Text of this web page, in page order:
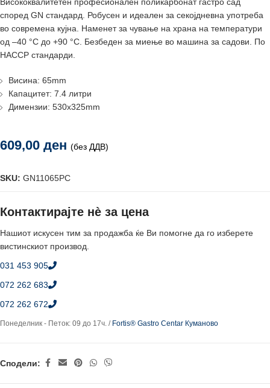
според GN стандард. Робусен и идеален за секојдневна употреба
во современа кујна. Наменет за чување на храна на температури
од –40 °C до +90 °C. Безбеден за миење во машина за садови. По
HACCP стандарди.
Висина: 65mm
Капацитет: 7.4 литри
Димензии: 530x325mm
609,00 ден (без ДДВ)
SKU: GN11065PC
Контактирајте нè за цена
Нашиот искусен тим за продажба ќе Ви помогне да го изберете
вистинскиот производ.
031 453 905
072 262 683
072 262 672
Понеделник - Петок: 09 до 17ч. / Fortis® Gastro Centar Куманово
Сподели: